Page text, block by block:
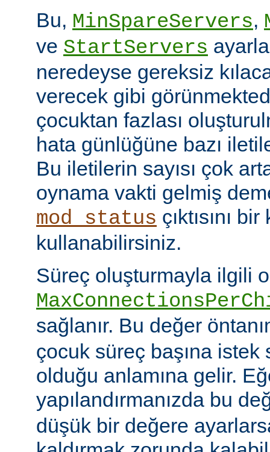
Bu, MinSpareServers,
ve StartServers
neredeyse gereksiz
verecek gibi
çocuktan fazlası
hata günlüğüne bazı
Bu iletilerin sayısı çok
oynama vakti gelmiş
mod_status çıktısını
kullanabilirsiniz.
Süreç oluşturmayla ilgili
sağlanır. Bu değer
çocuk süreç başına istek
olduğu anlamına gelir.
yapılandırmanızda bu
düşük bir değere